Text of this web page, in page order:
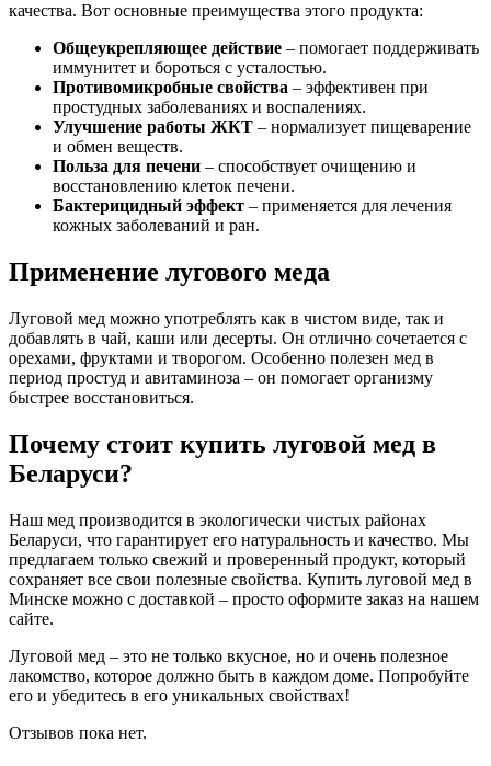
качества. Вот основные преимущества этого продукта:
Общеукрепляющее действие – помогает поддерживать
иммунитет и бороться с усталостью.
Противомикробные свойства – эффективен при
простудных заболеваниях и воспалениях.
Улучшение работы ЖКТ – нормализует пищеварение
и обмен веществ.
Польза для печени – способствует очищению и
восстановлению клеток печени.
Бактерицидный эффект – применяется для лечения
кожных заболеваний и ран.
Применение лугового меда
Луговой мед можно употреблять как в чистом виде, так и
добавлять в чай, каши или десерты. Он отлично сочетается с
орехами, фруктами и творогом. Особенно полезен мед в
период простуд и авитаминоза – он помогает организму
быстрее восстановиться.
Почему стоит купить луговой мед в
Беларуси?
Наш мед производится в экологически чистых районах
Беларуси, что гарантирует его натуральность и качество. Мы
предлагаем только свежий и проверенный продукт, который
сохраняет все свои полезные свойства. Купить луговой мед в
Минске можно с доставкой – просто оформите заказ на нашем
сайте.
Луговой мед – это не только вкусное, но и очень полезное
лакомство, которое должно быть в каждом доме. Попробуйте
его и убедитесь в его уникальных свойствах!
Отзывов пока нет.